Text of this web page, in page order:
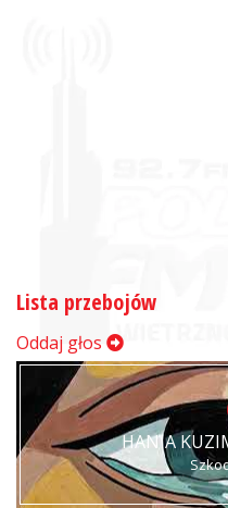
Lista przebojów
Oddaj głos
HANIA